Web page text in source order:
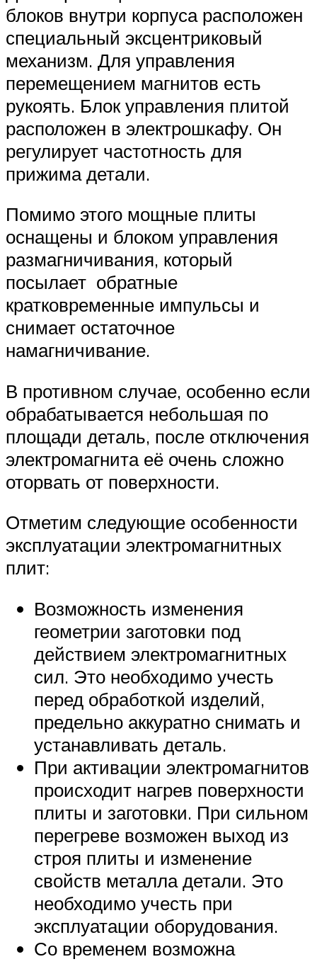
блоков внутри корпуса расположен
специальный эксцентриковый
механизм. Для управления
перемещением магнитов есть
рукоять. Блок управления плитой
расположен в электрошкафу. Он
регулирует частотность для
прижима детали.
Помимо этого мощные плиты
оснащены и блоком управления
размагничивания, который
посылает обратные
кратковременные импульсы и
снимает остаточное
намагничивание.
В противном случае, особенно если
обрабатывается небольшая по
площади деталь, после отключения
электромагнита её очень сложно
оторвать от поверхности.
Отметим следующие особенности
эксплуатации электромагнитных
плит:
Возможность изменения
геометрии заготовки под
действием электромагнитных
сил. Это необходимо учесть
перед обработкой изделий,
предельно аккуратно снимать и
устанавливать деталь.
При активации электромагнитов
происходит нагрев поверхности
плиты и заготовки. При сильном
перегреве возможен выход из
строя плиты и изменение
свойств металла детали. Это
необходимо учесть при
эксплуатации оборудования.
Со временем возможна